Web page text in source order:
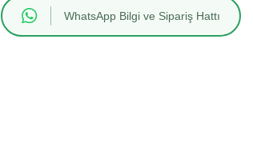
WhatsApp Bilgi ve Sipariş Hattı